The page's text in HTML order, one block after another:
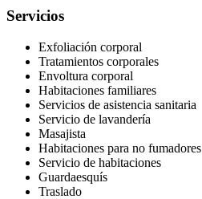
Servicios
Exfoliación corporal
Tratamientos corporales
Envoltura corporal
Habitaciones familiares
Servicios de asistencia sanitaria
Servicio de lavandería
Masajista
Habitaciones para no fumadores
Servicio de habitaciones
Guardaesquís
Traslado